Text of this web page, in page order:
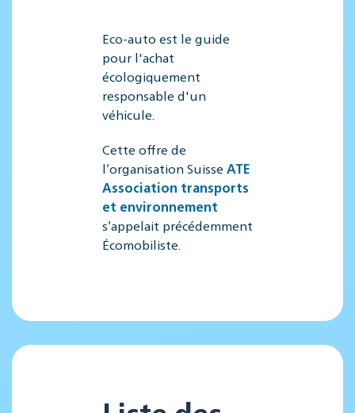
Eco-auto est le guide
pour l'achat
écologiquement
responsable d'un
véhicule.
Cette offre de
l’organisation Suisse ATE
Association transports
et environnement
s’appelait précédemment
Écomobiliste.